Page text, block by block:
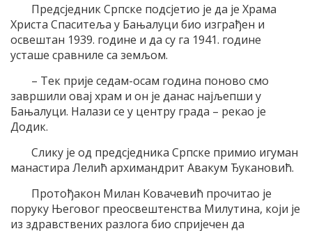
Предсједник Српске подсјетио је да је Храма
Христа Спаситеља у Бањалуци био изграђен и
освештан 1939. године и да су га 1941. године
усташе сравниле са земљом.
– Тек прије седам-осам година поново смо
завршили овај храм и он је данас најљепши у
Бањалуци. Налази се у центру града – рекао је
Додик.
Слику је од предсједника Српске примио игуман
манастира Лелић архимандрит Авакум Ђукановић.
Протођакон Милан Ковачевић прочитао је
поруку Његовог преосвештенства Милутина, који је
из здравствених разлога био спријечен да